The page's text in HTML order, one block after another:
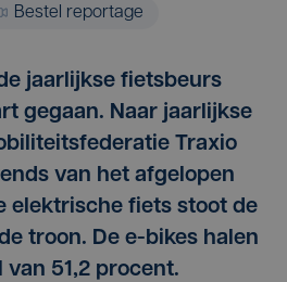
Bestel reportage
jaarlijkse fietsbeurs
gegaan. Naar jaarlijkse
Traxio
van het afgelopen
elektrische fiets stoot de
troon. De e-bikes halen
51,2 procent.